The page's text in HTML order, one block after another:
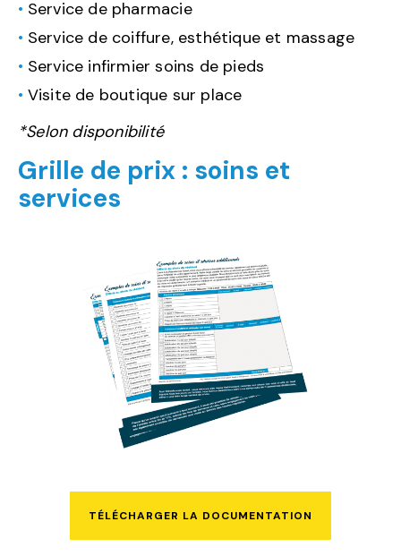
Service de pharmacie
Service de coiffure, esthétique et massage
Service infirmier soins de pieds
Visite de boutique sur place
*Selon disponibilité
Grille de prix : soins et
services
TÉLÉCHARGER LA DOCUMENTATION